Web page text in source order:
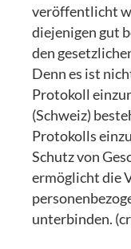
veröffentlicht
diejenigen gut
den
Denn es ist
Protokoll
(Schweiz)
Protokolls
Schutz von
ermöglicht die
unterbinden.